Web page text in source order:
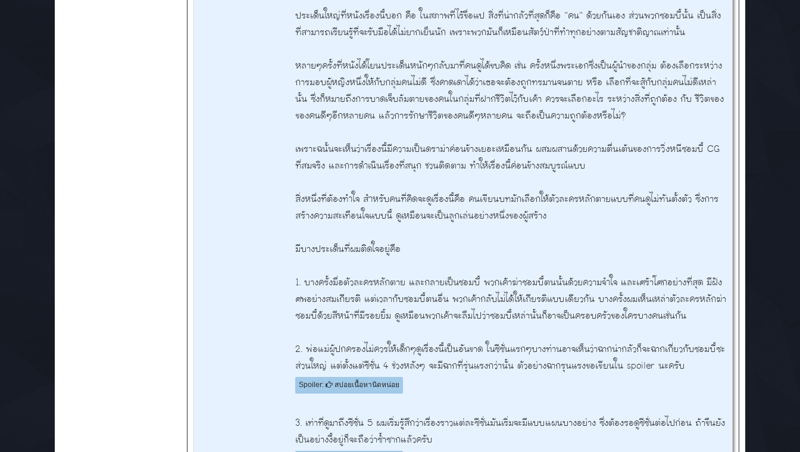
ประเด็นใหญ่ที่หนังเรื่องนี้บอก คือ ในสภาพที่ไร้ขื่อแป สิ่งที่น่ากลัวที่สุดก็คือ "คน" ด้วยกันเอง ส่วนพวกซอมบี้นั้น เป็นสิ่ง
ที่สามารถเรียนรู้ที่จะรับมือได้ไม่ยากเย็นนัก เพราะพวกมันก็เหมือนสัตว์ป่าที่ทำทุกอย่างตามสัญชาติญาณเท่านั้น
หลายๆครั้งที่หนังได้โยนประเด็นหนักๆกลับมาที่คนดูได้ขบคิด เช่น ครั้งหนึ่งพระเอกซึ่งเป็นผู้นำของกลุ่ม ต้องเลือกระหว่าง
การมอบผู้หญิงหนึ่งให้กับกลุ่มคนไม่ดี ซึ่งคาดเดาได้ว่าเธอจะต้องถูกทรมานจนตาย หรือ เลือกที่จะสู้กับกลุ่มคนไม่ดีเหล่า
นั้น ซึ่งก็หมายถึงการบาดเจ็บล้มตายของคนในกลุ่มที่ฝากชีวิตไว้กับเค้า ควรจะเลือกอะไร ระหว่างสิ่งที่ถูกต้อง กับ ชีวิตของ
ของคนดีๆอีกหลายคน แล้วการรักษาชีวิตของคนดีๆหลายคน จะถือเป็นความถูกต้องหรือไม่?
เพราะฉนั้นจะเห็นว่าเรื่องนี้มีความเป็นดราม่าค่อนข้างเยอะเหมือนกัน ผสมผสานด้วยความตื่นเต้นของการวิ่งหนีซอมบี้ CG
ที่สมจริง และการดำเนินเรื่องที่สนุก ชวนติดตาม ทำให้เรื่องนี้ค่อนข้างสมบูรณ์แบบ
สิ่งหนึ่งที่ต้องทำใจ สำหรับคนที่คิดจะดูเรื่องนี้คือ คนเขียนบทมักเลือกให้ตัวละครหลักตายแบบที่คนดูไม่ทันตั้งตัว ซึ่งการ
สร้างความสะเทือนใจแบบนี้ ดูเหมือนจะเป็นลูกเล่นอย่างหนึ่งของผู้สร้าง
มีบางประเด็นที่ผมติดใจอยู่คือ
1. บางครั้งมื่อตัวละครหลักตาย และกลายเป็นซอมบี้ พวกเค้าฆ่าซอมบี้ตนนั้นด้วยความจำใจ และเศร้าโศกอย่างที่สุด มีฝัง
ศพอย่างสมเกียรติ แต่เวลากับซอมบี้ตนอื่น พวกเค้ากลับไม่ได้ให้เกียรติแบบเดียวกัน บางครั้งผมเห็นเหล่าตัวละครหลักฆ่า
ซอมบี้ด้วยสีหน้าที่มีรอยยิ้ม ดูเหมือนพวกเค้าจะลืมไปว่าซอมบี้เหล่านั้นก็อาจเป็นครอบครัวของใครบางคนเช่นกัน
2. พ่อแม่ผู้ปกครองไม่ควรให้เด็กๆดูเรื่องนี้เป็นอันขาด ในซีซั่นแรกๆบางท่านอาจเห็นว่าฉากน่ากลัวก็จะฉากเกี่ยวกับซอมบี้ซะ
ส่วนใหญ่ แต่ตั้งแต่ซีซั่น 4 ช่วงหลังๆ จะมีฉากที่รุ่นแรงกว่านั้น ตัวอย่างฉากรุนแรงขอเขียนใน spoiler นะครับ
Spoiler: สปอยเนื้อหานิดหน่อย
3. เท่าที่ดูมาถึงซีซั่น 5 ผมเริ่มรู้สึกว่าเรื่องราวแต่ละซีซั่นมันเริ่มจะมีแบบแผนบางอย่าง ซึ่งต้องรอดูซีซั่นต่อไปก่อน ถ้าขืนยัง
เป็นอย่างงี้อยู่ก็จะถือว่าซ้ำซากแล้วครับ